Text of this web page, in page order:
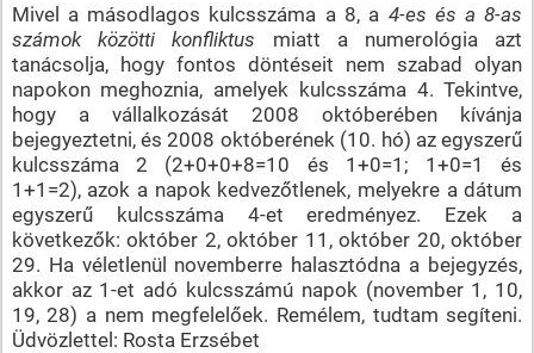
Mivel a másodlagos kulcsszáma a 8, a 4-es és a 8-as
számok közötti konfliktus miatt a numerológia azt
tanácsolja, hogy fontos döntéseit nem szabad olyan
napokon meghoznia, amelyek kulcsszáma 4. Tekintve,
hogy a vállalkozását 2008 októberében kívánja
bejegyeztetni, és 2008 októberének (10. hó) az egyszerű
kulcsszáma 2 (2+0+0+8=10 és 1+0=1; 1+0=1 és
1+1=2), azok a napok kedvezőtlenek, melyekre a dátum
egyszerű kulcsszáma 4-et eredményez. Ezek a
következők: október 2, október 11, október 20, október
29. Ha véletlenül novemberre halasztódna a bejegyzés,
akkor az 1-et adó kulcsszámú napok (november 1, 10,
19, 28) a nem megfelelőek. Remélem, tudtam segíteni.
Üdvözlettel: Rosta Erzsébet